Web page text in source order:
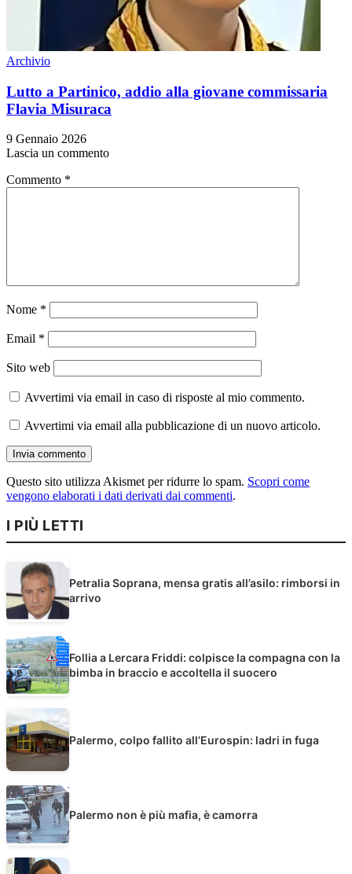
Archivio
Lutto a Partinico, addio alla giovane commissaria
Flavia Misuraca
9 Gennaio 2026
Lascia un commento
Commento *
Nome *
Email *
Sito web
Avvertimi via email in caso di risposte al mio commento.
Avvertimi via email alla pubblicazione di un nuovo articolo.
Questo sito utilizza Akismet per ridurre lo spam. Scopri come
vengono elaborati i dati derivati dai commenti.
I PIÙ LETTI
Petralia Soprana, mensa gratis all’asilo: rimborsi in
arrivo
Follia a Lercara Friddi: colpisce la compagna con la
bimba in braccio e accoltella il suocero
Palermo, colpo fallito all’Eurospin: ladri in fuga
Palermo non è più mafia, è camorra